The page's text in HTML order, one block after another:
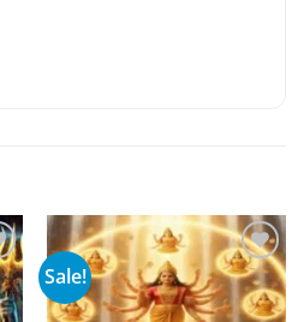
Sale!
Add to
wishlist